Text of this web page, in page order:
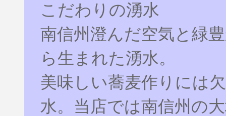
こだわりの湧水
南信州澄んだ空気と緑
ら生まれた湧水。
美味しい蕎麦作りには
水。当店では南信州の